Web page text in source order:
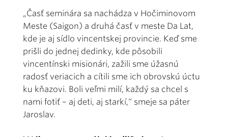
„Časť seminára sa nachádza v Hočiminovom
Meste (Saigon) a druhá časť v meste Da Lat,
kde je aj sídlo vincentskej provincie. Keď sme
prišli do jednej dedinky, kde pôsobili
vincentínski misionári, zažili sme úžasnú
radosť veriacich a cítili sme ich obrovskú úctu
ku kňazovi. Boli veľmi milí, každý sa chcel s
nami fotiť – aj deti, aj starkí,“ smeje sa páter
Jaroslav.